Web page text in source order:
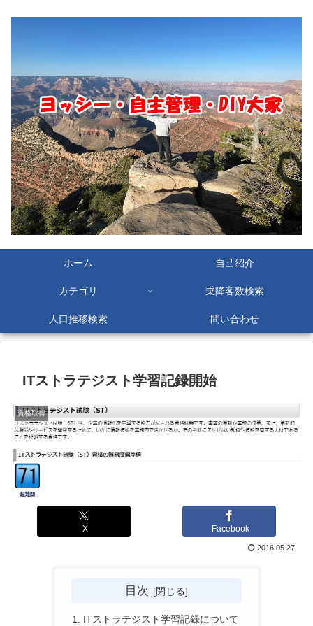
ホーム 自己紹介
カテゴリ 乗降客数検索
人口推移検索 問い合わせ
ITストラテジスト学習記録開始
資格取得
X Facebook
2016.05.27
目次
ITストラテジスト学習記録について